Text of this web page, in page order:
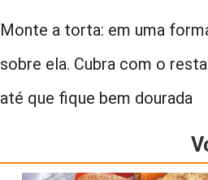
Monte a torta: em uma
sobre ela. Cubra com o
até que fique bem dourada